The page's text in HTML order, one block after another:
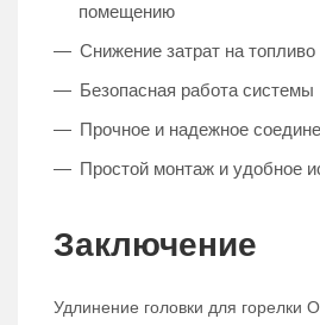
помещению
Снижение затрат на топливо
Безопасная работа системы
Прочное и надежное
Простой монтаж и удобное
Заключение
Удлинение головки для горелки